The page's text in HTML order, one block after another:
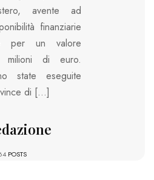
avente ad
finanziarie
per un valore
milioni di euro.
state eseguite
di […]
POSTS